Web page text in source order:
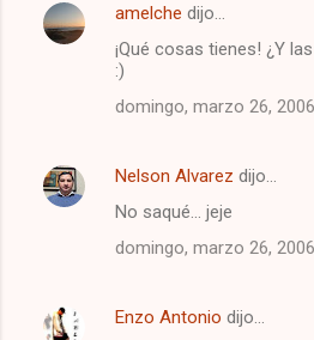
C
t
o
amelche dijo…
¡Qué cosas tienes! ¿Y
:)
domingo, marzo 26, 2006
Nelson Alvarez dijo…
No saqué... jeje
domingo, marzo 26, 2006
Enzo Antonio dijo…